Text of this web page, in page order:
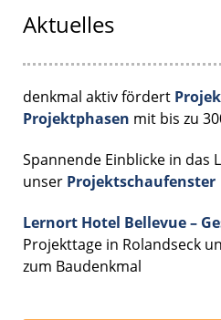
Aktuelles
denkmal aktiv fördert
Projektphasen mit bis zu
Spannende Einblicke in das
unser Projektschaufenster
Lernort Hotel Bellevue –
Projekttage in Rolandseck
zum Baudenkmal